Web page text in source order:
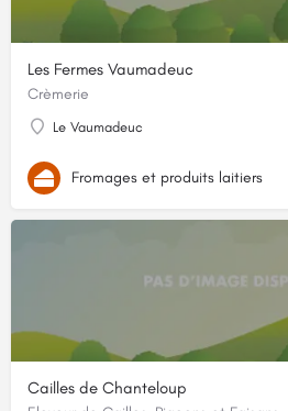
Les Fermes Vaumadeuc
Crèmerie
Le Vaumadeuc
Fromages et produits laitiers
Cailles de Chanteloup